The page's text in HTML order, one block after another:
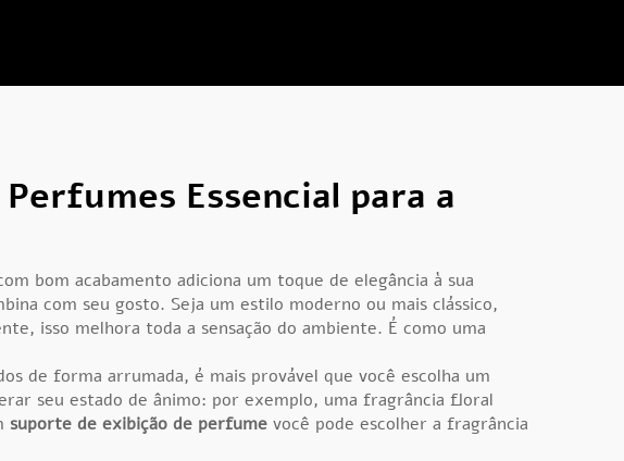
Essencial para a
bom acabamento adiciona um toque de elegância à sua
com seu gosto. Seja um estilo moderno ou mais clássico,
isso melhora toda a sensação do ambiente. É como uma
de forma arrumada, é mais provável que você escolha um
seu estado de ânimo: por exemplo, uma fragrância floral
suporte de exibição de perfume você pode escolher a fragrância